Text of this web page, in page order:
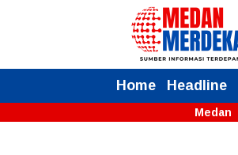
Home Headline
Medan